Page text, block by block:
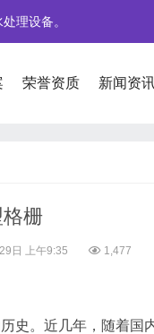
理设备。
荣誉资质 新闻资
栅
日 上午9:35 1,477
。近几年，随着国